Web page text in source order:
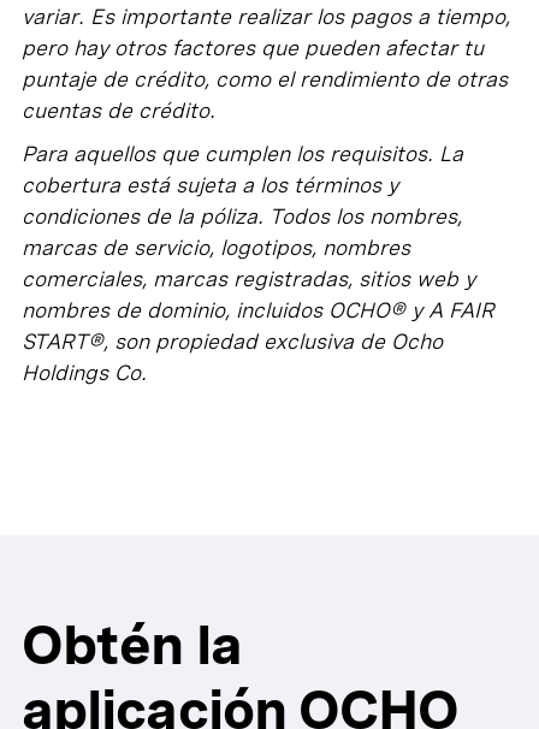
variar. Es importante realizar los pagos a tiempo,
pero hay otros factores que pueden afectar tu
puntaje de crédito, como el rendimiento de otras
cuentas de crédito.
Para aquellos que cumplen los requisitos. La
cobertura está sujeta a los términos y
condiciones de la póliza. Todos los nombres,
marcas de servicio, logotipos, nombres
comerciales, marcas registradas, sitios web y
nombres de dominio, incluidos OCHO® y A FAIR
START®, son propiedad exclusiva de Ocho
Holdings Co.
Obtén la
aplicación OCHO